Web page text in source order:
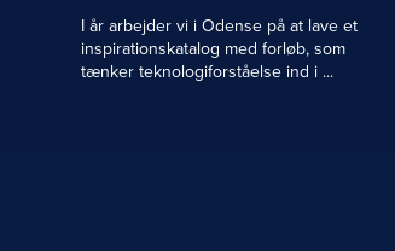
I år arbejder vi i Odense på at lave et
inspirationskatalog med forløb, som
tænker teknologiforståelse ind i ...